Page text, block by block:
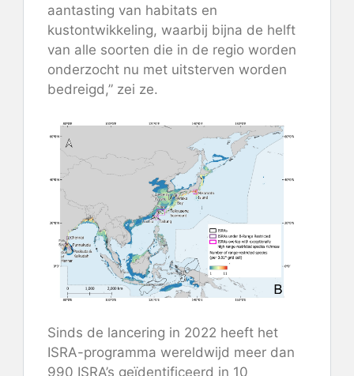
aantasting van habitats en
kustontwikkeling, waarbij bijna de helft
van alle soorten die in de regio worden
onderzocht nu met uitsterven worden
bedreigd,” zei ze.
Sinds de lancering in 2022 heeft het
ISRA-programma wereldwijd meer dan
990 ISRA’s geïdentificeerd in 10